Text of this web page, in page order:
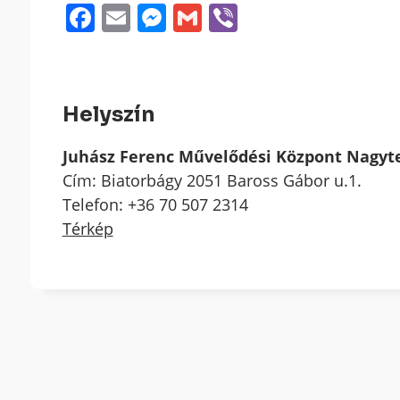
Facebook
EmailMessenger
GmailViber
Helyszín
Juhász Ferenc Művelődési Központ
Cím: Biatorbágy 2051 Baross Gábor u.1.
Telefon: +36 70 507 2314
Térkép